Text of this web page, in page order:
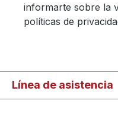
informarte sobre la
políticas de
Línea de asistencia